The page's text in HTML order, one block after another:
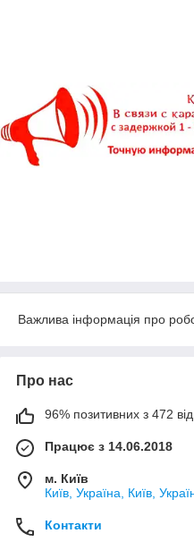
Важлива інформація про
Про нас
96% позитивних з 472
Працює з 14.06.2018
м. Київ
Київ, Україна, Київ,
Контакти